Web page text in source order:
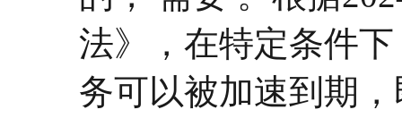
法》，在特定条件
务可以被加速到期